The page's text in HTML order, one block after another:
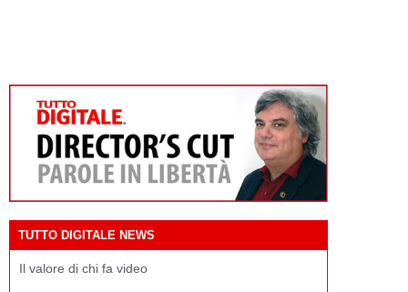
TUTTO DIGITALE NEWS
Il valore di chi fa video